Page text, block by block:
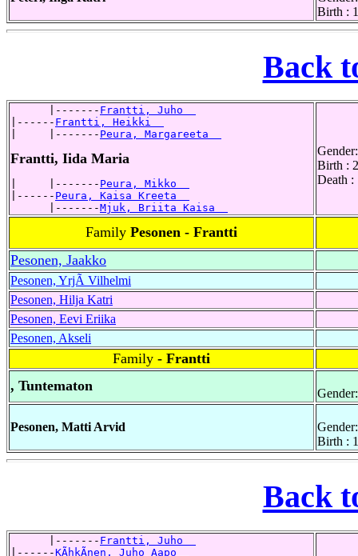
Birth :
Back
      |-------
Frantti, Juho
|------ Frantti, Heikki
|     |------- Peura, Margareeta
Frantti, Iida Maria
|     |------- Peura, Mikko
|------ Peura, Kaisa Kreeta
      |-------
Mjuk, Briita Kaisa
Birth :
Death :
Family Pesonen - Frantti
Pesonen, Jaakko
Pesonen, YrjÃ Vilhelmi
Pesonen, Hilja Katri
Pesonen, Eevi Eriika
Pesonen, Akseli
Family - Frantti
, Tuntematon
Pesonen, Matti Arvid
Birth :
Back
      |-------
Frantti, Juho
|------KÃhkÃnen, Juho Aapo